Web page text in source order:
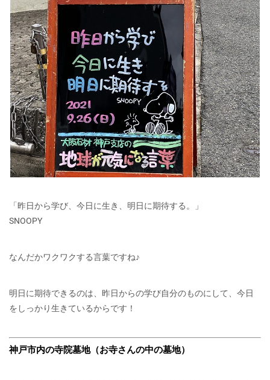
「昨日から学び、今日に生き、明日に期待する。」
SNOOPY
なんだかワクワクする言葉ですね♪
明日に期待できるのは、昨日からの学び自分のものにして、今日
をしっかり生きているからです！
神戸市内の寺院墓地（お寺さんの中の墓地）